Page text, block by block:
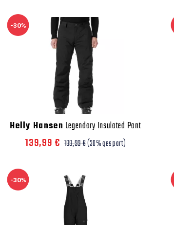
-30%
Helly Hansen Legendary Insulated Pant
139,99 € 199,99 €(30% gespart)
-30%